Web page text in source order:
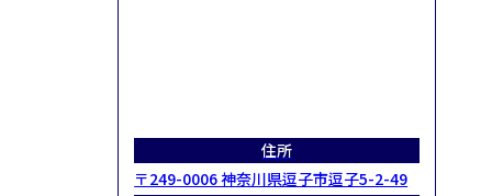
住所
〒249-0006 神奈川県逗子市逗子5-2-49